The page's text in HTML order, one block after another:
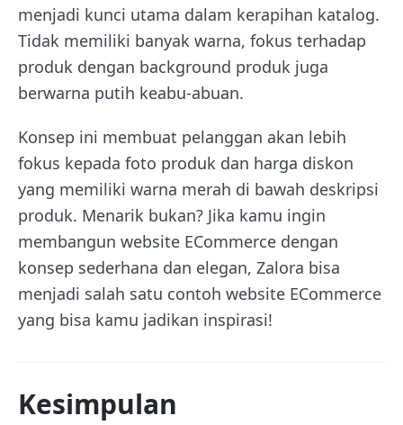
menjadi kunci utama dalam kerapihan katalog.
Tidak memiliki banyak warna, fokus terhadap
produk dengan background produk juga
berwarna putih keabu-abuan.
Konsep ini membuat pelanggan akan lebih
fokus kepada foto produk dan harga diskon
yang memiliki warna merah di bawah deskripsi
produk. Menarik bukan? Jika kamu ingin
membangun website ECommerce dengan
konsep sederhana dan elegan, Zalora bisa
menjadi salah satu contoh website ECommerce
yang bisa kamu jadikan inspirasi!
Kesimpulan